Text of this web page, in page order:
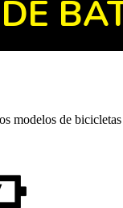
modelos de